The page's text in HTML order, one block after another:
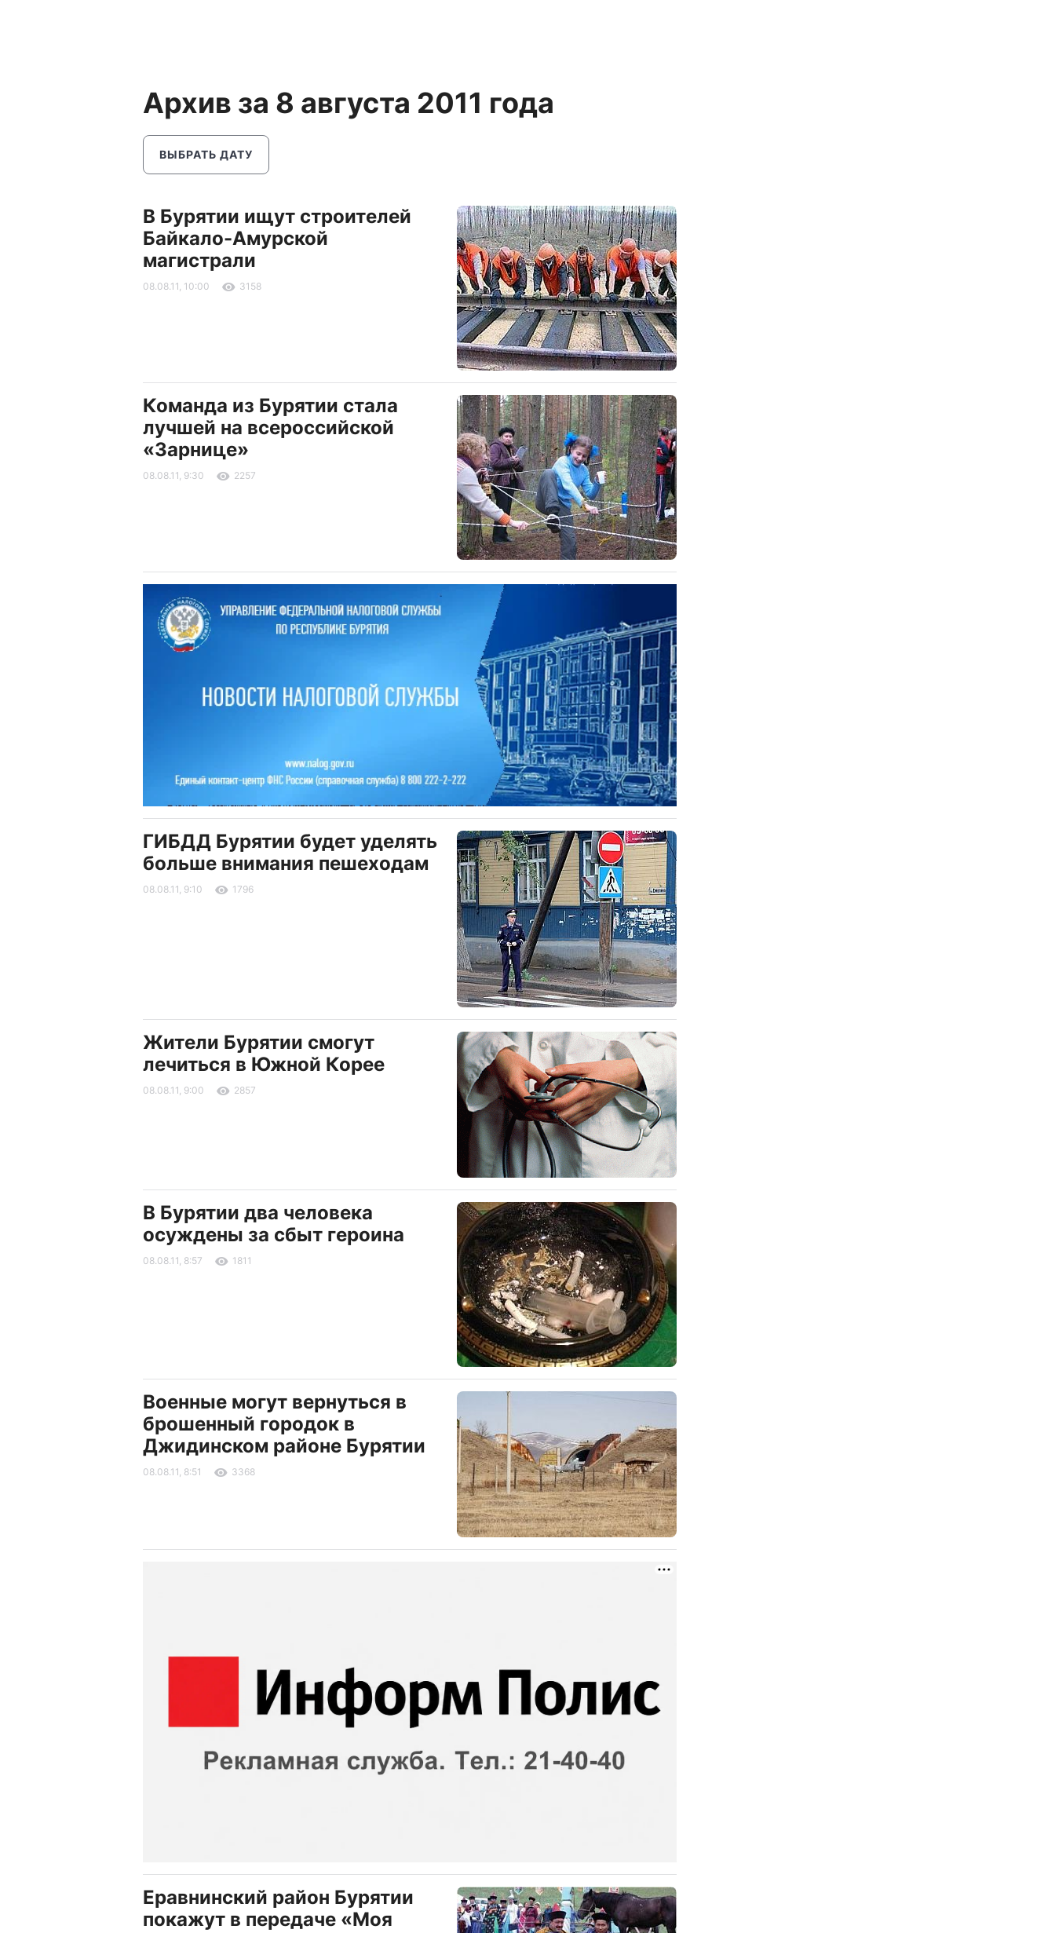
Архив за 8 августа 2011 года
ВЫБРАТЬ ДАТУ
В Бурятии ищут строителей
Байкало-Амурской
магистрали
08.08.11, 10:00 3158
Команда из Бурятии стала
лучшей на всероссийской
«Зарнице»
08.08.11, 9:30 2257
ГИБДД Бурятии будет уделять
больше внимания пешеходам
08.08.11, 9:10 1796
Жители Бурятии смогут
лечиться в Южной Корее
08.08.11, 9:00 2857
В Бурятии два человека
осуждены за сбыт героина
08.08.11, 8:57 1811
Военные могут вернуться в
брошенный городок в
Джидинском районе Бурятии
08.08.11, 8:51 3368
Еравнинский район Бурятии
покажут в передаче «Моя